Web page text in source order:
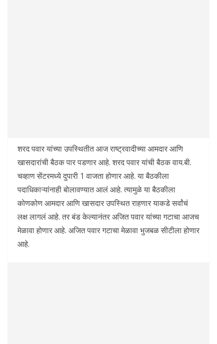
शरद पवार यांच्या उपस्थितीत आज राष्ट्रवादीच्या आमदार आणि
खासदारांची बैठक पार पडणार आहे. शरद पवार यांची बैठक वाय.बी.
चव्हाण सेंटरमध्ये दुपारी 1 वाजता होणार आहे. या बैठकीला
पदाधिकाऱ्यांनाही बोलावण्यात आलं आहे. त्यामुळे या बैठकीला
कोणकोण आमदार आणि खासदार उपस्थित राहणार याकडे सर्वांचं
लक्ष लागलं आहे. तर बंड केल्यानंतर अजित पवार यांच्या गटाचा आजच
मेळावा होणार आहे. अजित पवार गटाचा मेळावा भुजबळ सीटीला होणार
आहे.